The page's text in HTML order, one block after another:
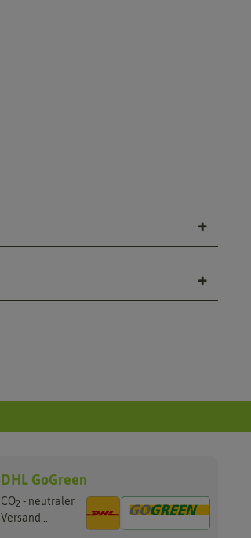
DHL GoGreen
CO2 - neutraler
Versand...